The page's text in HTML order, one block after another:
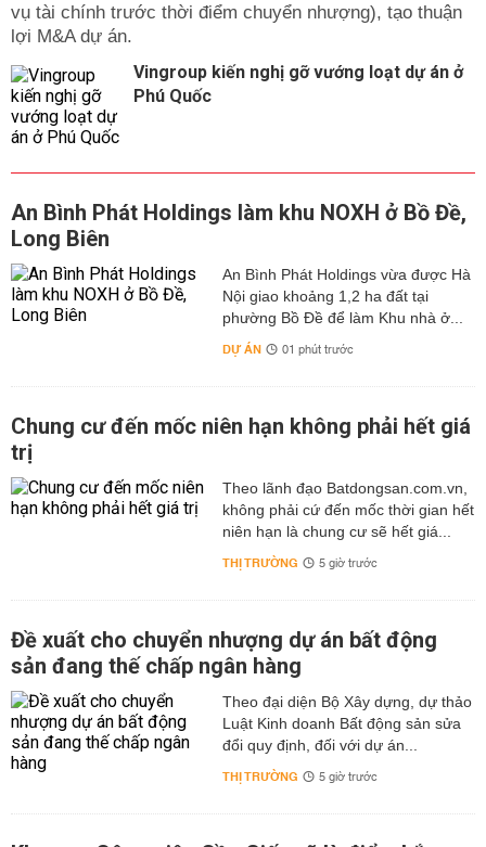
vụ tài chính trước thời điểm chuyển nhượng), tạo thuận
lợi M&A dự án.
Vingroup kiến nghị gỡ vướng loạt dự án ở
Phú Quốc
An Bình Phát Holdings làm khu NOXH ở Bồ Đề,
Long Biên
An Bình Phát Holdings vừa được Hà
Nội giao khoảng 1,2 ha đất tại
phường Bồ Đề để làm Khu nhà ở...
DỰ ÁN 01 phút trước
Chung cư đến mốc niên hạn không phải hết giá
trị
Theo lãnh đạo Batdongsan.com.vn,
không phải cứ đến mốc thời gian hết
niên hạn là chung cư sẽ hết giá...
THỊ TRƯỜNG 5 giờ trước
Đề xuất cho chuyển nhượng dự án bất động
sản đang thế chấp ngân hàng
Theo đại diện Bộ Xây dựng, dự thảo
Luật Kinh doanh Bất động sản sửa
đổi quy định, đối với dự án...
THỊ TRƯỜNG 5 giờ trước